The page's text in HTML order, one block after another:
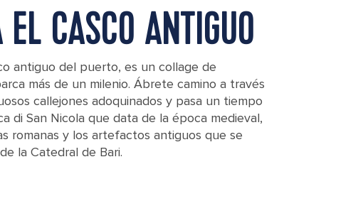
CASCO ANTIGUO
antiguo del puerto, es un collage de
más de un milenio. Ábrete camino a través
callejones adoquinados y pasa un tiempo
di San Nicola que data de la época medieval,
romanas y los artefactos antiguos que se
la Catedral de Bari.